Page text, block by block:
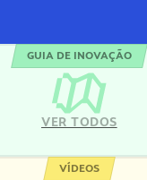
GUIA DE INOVAÇÃO
VER TODOS
VÍDEOS